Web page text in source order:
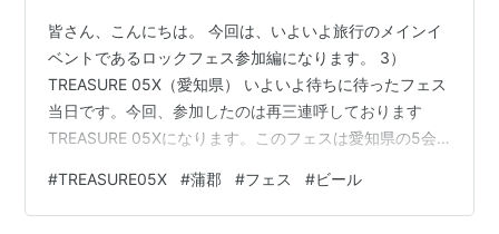
皆さん、こんにちは。 今回は、いよいよ旅行のメインイ
ベントであるロックフェス参加編になります。 3）
TREASURE 05X（愛知県） いよいよ待ちに待ったフェス
当日です。今回、参加したのは再三連呼しております
TREASURE 05Xになります。このフェスは愛知県の5会
（リゾート地）で例年行われるようです。クライマック
スだけあって、参加アーティストもビックネーム揃いに
#TREASURE05X #蒲郡 #フェス #ビール